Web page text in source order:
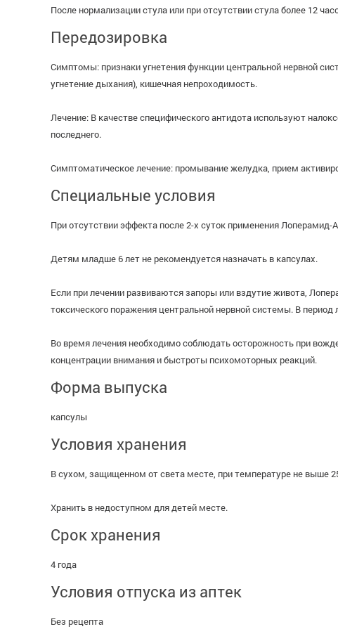
После нормализации стула или при отсутствии стула более 12
Передозировка
Симптомы: признаки угнетения функции центральной нервной
угнетение дыхания), кишечная непроходимость.
Лечение: В качестве специфического антидота используют
последнего.
Симптоматическое лечение: промывание желудка, прием
Специальные условия
При отсутствии эффекта после 2-х суток применения
Детям младше 6 лет не рекомендуется назначать в капсулах.
Если при лечении развиваются запоры или вздутие живота,
токсического поражения центральной нервной системы. В
Во время лечения необходимо соблюдать осторожность при
концентрации внимания и быстроты психомоторных реакций.
Форма выпуска
капсулы
Условия хранения
В сухом, защищенном от света месте, при температуре не выше
Хранить в недоступном для детей месте.
Срок хранения
4 года
Условия отпуска из аптек
Без рецепта